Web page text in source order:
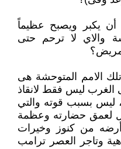
أن يكبر ويصبح عظيماً
والاي لا ترحم حتى
تلك الامم المتوحشة هى
الغرب ليس فقط لانقاذ
، ليس بسبب قوته والتي
لعمق حضارته وعظمة
من كنوز وخيرات
وتاجر العصر ترامب